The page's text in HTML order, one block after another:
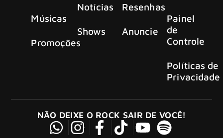
Músicas
Promoções
Notícias
Shows
Resenhas
Anuncie
Painel
de
Controle
Políticas de
Privacidade
NÃO DEIXE O ROCK SAIR DE VOCÊ!